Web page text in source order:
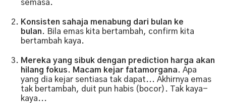
semasa.
Konsisten sahaja menabung dari bulan ke
bulan. Bila emas kita bertambah, confirm kita
bertambah kaya.
Mereka yang sibuk dengan prediction harga akan
hilang fokus. Macam kejar fatamorgana. Apa
yang dia kejar sentiasa tak dapat... Akhirnya emas
tak bertambah, duit pun habis (bocor). Tak kaya-
kaya...